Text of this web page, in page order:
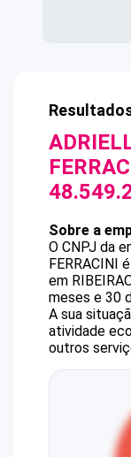
Sobre a
O CNPJ da
FERRACINI é
em
meses e 30
A sua
atividade
outros